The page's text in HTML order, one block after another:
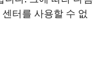
터를 사용할 수 없